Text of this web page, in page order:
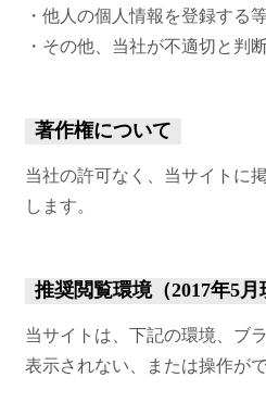
他人の個人情報を登録する
その他、当社が不適切と判
著作権について
当社の許可なく、当サイトに
します。
推奨閲覧環境（2017年5月
当サイトは、下記の環境、ブ
表示されない、または操作が